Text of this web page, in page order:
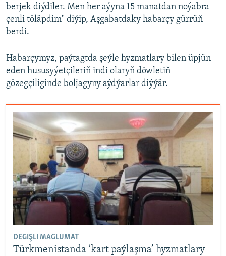
berjek diýdiler. Men her aýyna 15 manatdan noýabra
çenli töläpdim" diýip, Aşgabatdaky habarçy gürrüň
berdi.
Habarçymyz, paýtagtda şeýle hyzmatlary bilen üpjün
eden hususyýetçileriň indi olaryň döwletiň
gözegçiliginde boljagyny aýdýarlar diýýär.
DEGIŞLI MAGLUMAT
Türkmenistanda ‘kart paýlaşma’ hyzmatlary